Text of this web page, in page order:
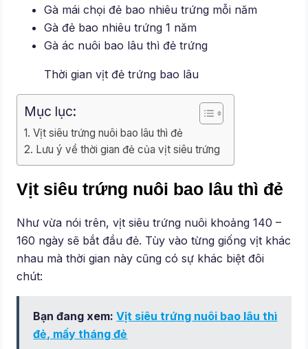
Gà mái chọi đẻ bao nhiêu trứng mỗi năm
Gà đẻ bao nhiêu trứng 1 năm
Gà ác nuôi bao lâu thì đẻ trứng
Thời gian vịt đẻ trứng bao lâu
Mục lục:
Vịt siêu trứng nuôi bao lâu thì đẻ
Lưu ý về thời gian đẻ của vịt siêu trứng
Vịt siêu trứng nuôi bao lâu thì đẻ
Như vừa nói trên, vịt siêu trứng nuôi khoảng 140 –
160 ngày sẽ bắt đầu đẻ. Tùy vào từng giống vịt khác
nhau mà thời gian này cũng có sự khác biệt đôi
chút:
Bạn đang xem:Vịt siêu trứng nuôi bao lâu thì
đẻ, mấy tháng đẻ